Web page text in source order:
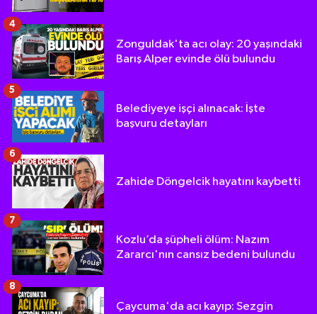
Zonguldak'ta acı olay: 20 yaşındaki
Barış Alper evinde ölü bulundu
4
Belediyeye işçi alınacak: İşte
başvuru detayları
5
Zahide Döngelcik hayatını kaybetti
6
Kozlu’da şüpheli ölüm: Nazım
Zararcı'nın cansız bedeni bulundu
7
Çaycuma'da acı kayıp: Sezgin
8